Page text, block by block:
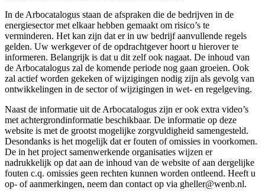
In de Arbocatalogus staan de afspraken die de bedrijven in de
energiesector met elkaar hebben gemaakt om risico’s te
verminderen. Het kan zijn dat er in uw bedrijf aanvullende regels
gelden. Uw werkgever of de opdrachtgever hoort u hierover te
informeren. Belangrijk is dat u dit zelf ook nagaat. De inhoud van
de Arbocatalogus zal de komende periode nog gaan groeien. Ook
zal actief worden gekeken of wijzigingen nodig zijn als gevolg van
ontwikkelingen in de sector of wijzigingen in wet- en regelgeving.
Naast de informatie uit de Arbocatalogus zijn er ook extra video’s
met achtergrondinformatie beschikbaar. De informatie op deze
website is met de grootst mogelijke zorgvuldigheid samengesteld.
Desondanks is het mogelijk dat er fouten of omissies in voorkomen.
De in het project samenwerkende organisaties wijzen er
nadrukkelijk op dat aan de inhoud van de website of aan dergelijke
fouten c.q. omissies geen rechten kunnen worden ontleend. Heeft u
op- of aanmerkingen, neem dan contact op via gheller@wenb.nl.